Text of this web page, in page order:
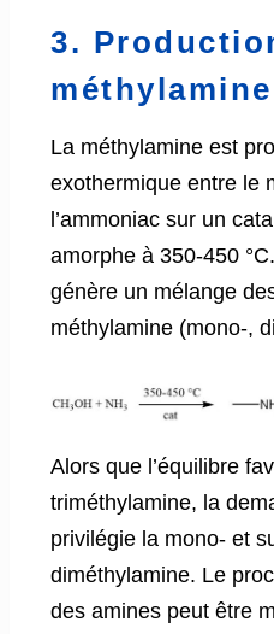
3.
méthylamine
La méthylamine est
exothermique entre le
l’ammoniac sur un
amorphe à 350-450
génère un mélange
méthylamine (mono-,
Alors que l’équilibre
triméthylamine, la
privilégie la mono- et
diméthylamine. Le
des amines peut être